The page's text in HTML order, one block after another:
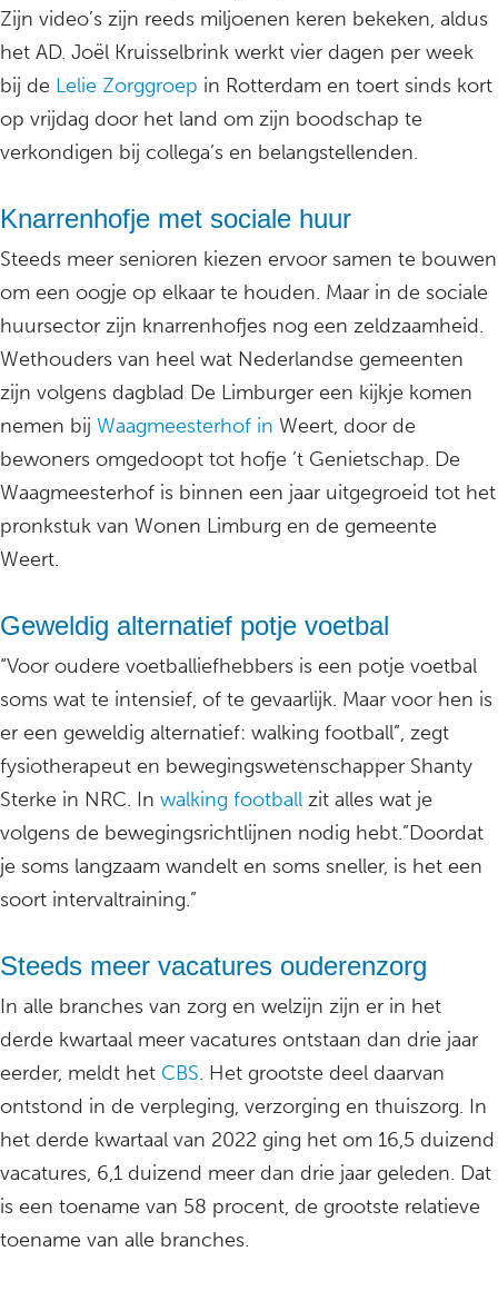
Zijn video’s zijn reeds miljoenen keren bekeken, aldus
het AD. Joël Kruisselbrink werkt vier dagen per week
bij de Lelie Zorggroep in Rotterdam en toert sinds kort
op vrijdag door het land om zijn boodschap te
verkondigen bij collega’s en belangstellenden.
Knarrenhofje met sociale huur
Steeds meer senioren kiezen ervoor samen te bouwen
om een oogje op elkaar te houden. Maar in de sociale
huursector zijn knarrenhofjes nog een zeldzaamheid.
Wethouders van heel wat Nederlandse gemeenten
zijn volgens dagblad De Limburger een kijkje komen
nemen bij Waagmeesterhof in Weert, door de
bewoners omgedoopt tot hofje ’t Genietschap. De
Waagmeesterhof is binnen een jaar uitgegroeid tot het
pronkstuk van Wonen Limburg en de gemeente
Weert.
Geweldig alternatief potje voetbal
“Voor oudere voetballiefhebbers is een potje voetbal
soms wat te intensief, of te gevaarlijk. Maar voor hen is
er een geweldig alternatief: walking football”, zegt
fysiotherapeut en bewegingswetenschapper Shanty
Sterke in NRC. In walking football zit alles wat je
volgens de bewegingsrichtlijnen nodig hebt.”Doordat
je soms langzaam wandelt en soms sneller, is het een
soort intervaltraining.”
Steeds meer vacatures ouderenzorg
In alle branches van zorg en welzijn zijn er in het
derde kwartaal meer vacatures ontstaan dan drie jaar
eerder, meldt het CBS. Het grootste deel daarvan
ontstond in de verpleging, verzorging en thuiszorg. In
het derde kwartaal van 2022 ging het om 16,5 duizend
vacatures, 6,1 duizend meer dan drie jaar geleden. Dat
is een toename van 58 procent, de grootste relatieve
toename van alle branches.